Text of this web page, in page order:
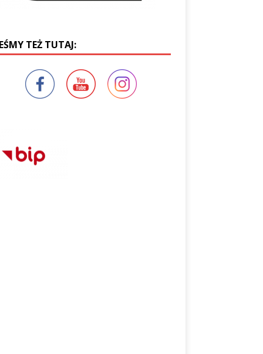
TEŻ TUTAJ: